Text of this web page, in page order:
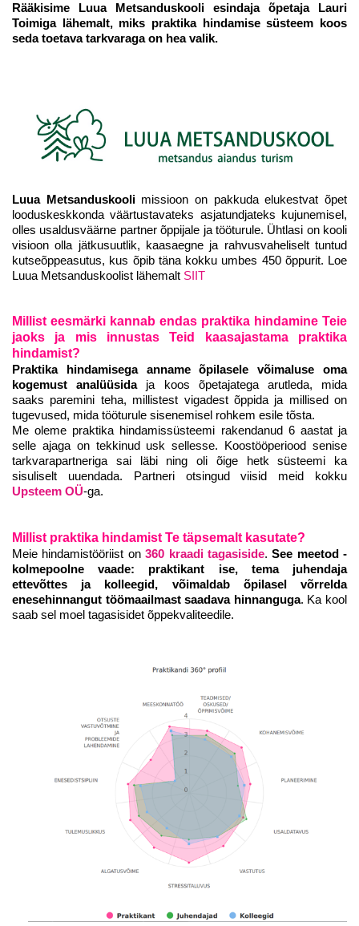
Rääkisime Luua Metsanduskooli esindaja õpetaja Lauri
Toimiga lähemalt, miks praktika hindamise süsteem koos
seda toetava tarkvaraga on hea valik.
Luua Metsanduskoolimissioon on pakkuda elukestvat õpet
looduskeskkonda väärtustavateks asjatundjateks kujunemisel,
olles usaldusväärne partner õppijale ja tööturule. Ühtlasi on kooli
visioon olla jätkusuutlik, kaasaegne ja rahvusvaheliselt tuntud
kutseõppeasutus, kus õpib täna kokku umbes 450 õppurit. Loe
Luua Metsanduskoolist lähemalt SIIT
Millist eesmärki kannab endas praktika hindamine Teie
jaoks ja mis innustas Teid kaasajastama praktika
hindamist?
Praktika hindamisega anname õpilasele võimaluse oma
kogemust analüüsidaja koos õpetajatega arutleda, mida
saaks paremini teha, millistest vigadest õppida ja millised on
tugevused, mida tööturule sisenemisel rohkem esile tõsta.
Me oleme praktika hindamissüsteemi rakendanud 6 aastat ja
selle ajaga on tekkinud usk sellesse. Koostööperiood senise
tarkvarapartneriga sai läbi ning oli õige hetk süsteemi ka
sisuliselt uuendada. Partneri otsingud viisid meid kokku
Upsteem OÜ-ga.
Millist praktika hindamist Te täpsemalt kasutate?
Meie hindamistööriist on360 kraadi tagasiside.See meetod -
kolmepoolne vaade: praktikant ise, tema juhendaja
ettevõttes ja kolleegid, võimaldab õpilasel võrrelda
enesehinnangut töömaailmast saadava hinnanguga. Ka kool
saab sel moel tagasisidet õppekvaliteedile.